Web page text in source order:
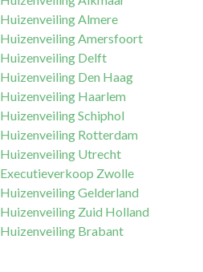
Huizenveiling Almere
Huizenveiling Amersfoort
Huizenveiling Delft
Huizenveiling Den Haag
Huizenveiling Haarlem
Huizenveiling Schiphol
Huizenveiling Rotterdam
Huizenveiling Utrecht
Executieverkoop Zwolle
Huizenveiling Gelderland
Huizenveiling Zuid Holland
Huizenveiling Brabant